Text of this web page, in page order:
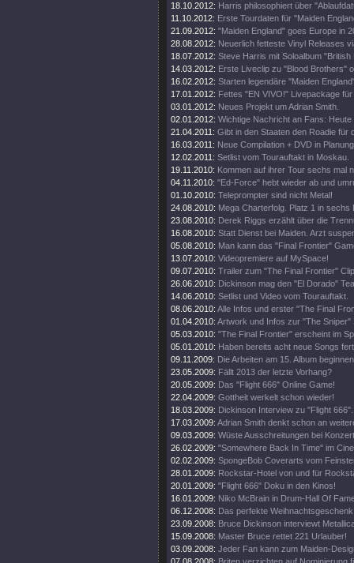
18.10.2012: Harris philosophiert über
11.10.2012: Erste Tourdaten für "Maiden
21.09.2012: "Maiden England" goes Europe in
28.08.2012: Neuerlich fetteste Vinyl Releases
18.07.2012: Steve Harris mit Soloalbum "British
14.03.2012: Erste Liveclip zu "Blood Brothers"
16.02.2012: Starten legendäre "Maiden
17.01.2012: Fettes "EN VIVO!" Livepackage
03.01.2012: Neues Projekt um Adrian Smith.
02.01.2012: Wichtige Nachricht an Fans: Heute
21.04.2011: Gibt in den Staaten den Roadie für
16.03.2011: Neue Compilation + DVD in
12.02.2011: Setlist vom Tourauftakt in Moskau.
19.11.2010: Kommen auf ihrer Tour sechs mal
04.11.2010: "Ed-Force" hebt wieder ab und
01.10.2010: Teleprompter sind nicht Metal!
24.08.2010: Mega Charterfolg. Platz 1 in sechs
23.08.2010: Derek Riggs erzählt über die
16.08.2010: Statt Dienst bei Maiden. Arzt
05.08.2010: Man kann das "Final Frontier"
13.07.2010: Videopremiere auf MySpace!
09.07.2010: Trailer zum "The Final Frontier"
26.06.2010: Dickinson mag den "El Dorado"
14.06.2010: Setlist und Video vom Tourauftakt.
08.06.2010: Alle Infos und erster "The Final
01.04.2010: Artwork und Infos zur "The Sniper"
05.03.2010: "The Final Frontier" erscheint im
05.01.2010: Haben bereits acht neue Songs
09.11.2009: Die Arbeiten am 15. Album
23.05.2009: Fällt 2013 der letzte Vorhang?
20.05.2009: Das "Flight 666" Online Game!
22.04.2009: Gottheit werkelt schon wieder!
18.03.2009: Dickinson Interview zu "Flight 666".
17.03.2009: Adrian Smith denkt schon an
09.03.2009: Wüste Ausschreitungen bei
26.02.2009: "Somewhere Back In Time" im
02.02.2009: SpongeBob Coverarts vom
28.01.2009: Rockstar-Hotel von und für
20.01.2009: "Flight 666" Doku in den Kinos!
16.01.2009: Niko McBrain in Drum-Hall Of
06.12.2008: Das perfekte
23.09.2008: Bruce Dickinson interviewt
15.09.2008: Master Bruce rettet 221 Urlauber!
03.09.2008: Jeder Fan kann zum Maiden-